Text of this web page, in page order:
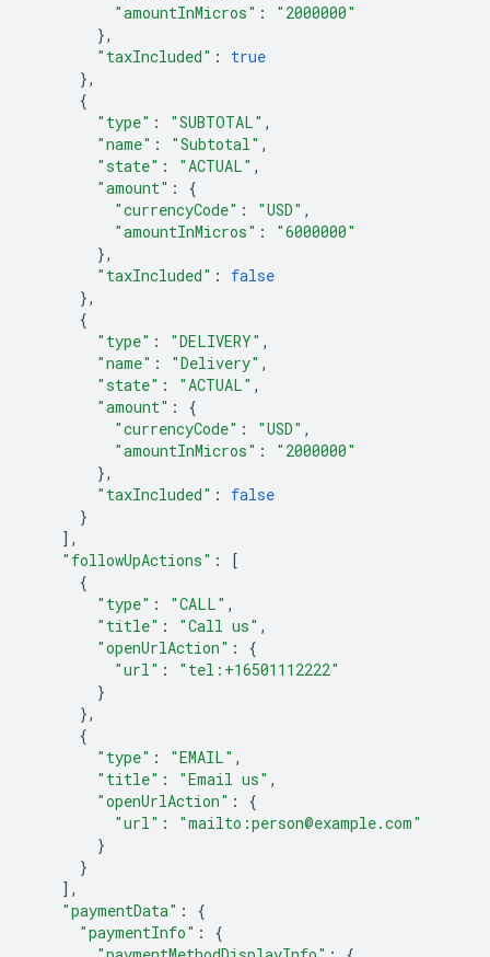
"amountInMicros" :
"2000000"
},
"taxIncluded" :
true
},
{
"type" : "SUBTOTAL" ,
"name" : "Subtotal" ,
"state" : "ACTUAL" ,
"amount" :
{
"currencyCode" : "USD" ,
"amountInMicros" :
"6000000"
},
"taxIncluded" :
false
},
{
"type" : "DELIVERY" ,
"name" : "Delivery" ,
"state" : "ACTUAL" ,
"amount" :
{
"currencyCode" : "USD" ,
"amountInMicros" :
"2000000"
},
"taxIncluded" :
false
}
],
"followUpActions" :
[
{
"type" : "CALL" ,
"title" : "Call us" ,
"openUrlAction" :
{
"url" :
"tel:+16501112222"
}
},
{
"type" : "EMAIL" ,
"title" : "Email us" ,
"openUrlAction" :
{
"url" :
"mailto:person@example.com"
}
}
],
"paymentData" :
{
"paymentInfo" :
{